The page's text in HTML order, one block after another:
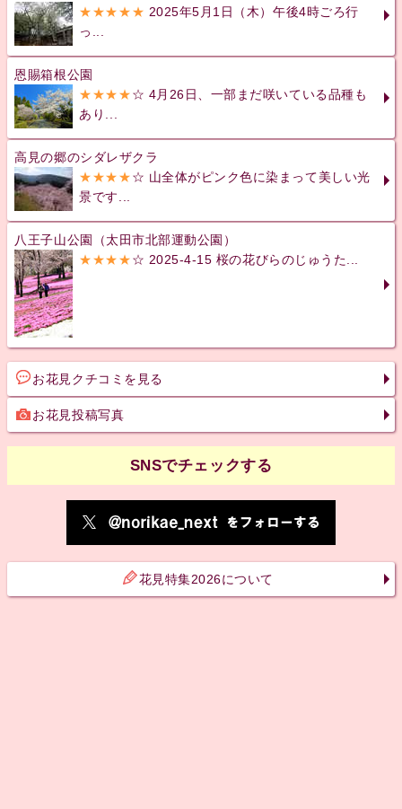
★★★★★ 2025年5月1日（木）午後4時ごろ行
っ...
恩賜箱根公園
★★★★☆ 4月26日、一部まだ咲いている品種も
あり...
高見の郷のシダレザクラ
★★★★☆ 山全体がピンク色に染まって美しい光
景です...
八王子山公園（太田市北部運動公園）
★★★★☆ 2025-4-15 桜の花びらのじゅうた...
お花見クチコミを見る
お花見投稿写真
SNSでチェックする
花見特集2026について